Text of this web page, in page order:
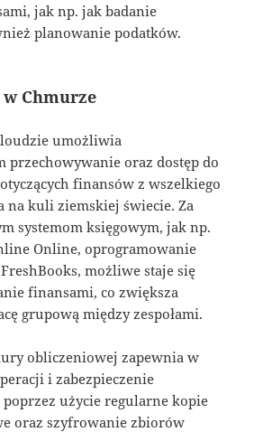
jak np. jak badanie
planowanie podatków.
Chmurze
umożliwia
przechowywanie oraz dostęp do
finansów z wszelkiego
na kuli ziemskiej świecie. Za
systemom księgowym, jak np.
Online, oprogramowanie
możliwe staje się
finansami, co zwiększa
grupową między zespołami.
obliczeniowej zapewnia w
i zabezpieczenie
użycie regularne kopie
oraz szyfrowanie zbiorów